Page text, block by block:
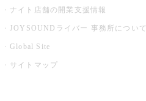
ナイト店舗の開業支援情報
JOYSOUNDライバー 事務所について
Global Site
サイトマップ